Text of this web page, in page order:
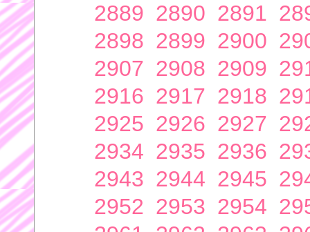
2889 2890 2891
2898 2899 2900
2907 2908 2909
2916 2917 2918
2925 2926 2927
2934 2935 2936
2943 2944 2945
2952 2953 2954